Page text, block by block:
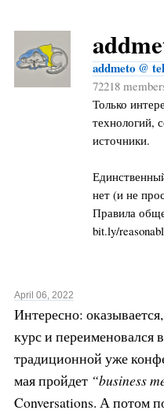
addmeto @
72218
Только
технологий,
источники.
нет (и не
Правила
bit.ly/
April 06, 2022
Интересно:
курс и переименовался
традиционной уже
мая пройдет “business
Conversations. А потом